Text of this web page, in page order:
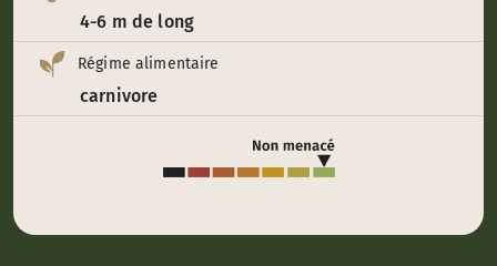
4-6 m de long
Régime alimentaire
carnivore